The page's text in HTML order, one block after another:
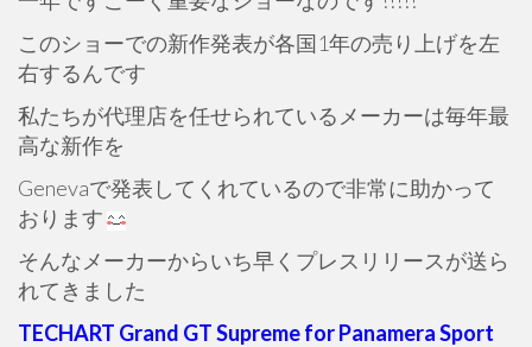
このショーでの新作発表が各国1年の売り上げを左
右するんです
私たちが代理店を任せられているメーカーは毎年最
高な新作を
Genevaで発表してくれているので非常に助かって
おります
そんなメーカーからいち早くプレスリリースが送ら
れてきました
TECHART Grand GT Supreme for Panamera Sport